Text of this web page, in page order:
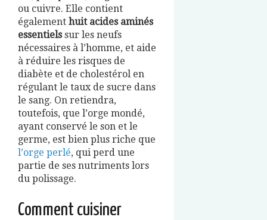
ou cuivre. Elle contient
également huit acides aminés
essentielssur les neufs
nécessaires à l’homme, et aide
à réduire les risques de
diabète et de cholestérol en
régulant le taux de sucre dans
le sang. On retiendra,
toutefois, que l’orge mondé,
ayant conservé le son et le
germe, est bien plus riche que
l’orge perlé, qui perd une
partie de ses nutriments lors
du polissage.
Comment cuisiner